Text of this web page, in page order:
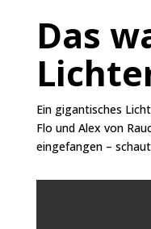
Das
Ein gigantisches
Flo und Alex von
eingefangen –